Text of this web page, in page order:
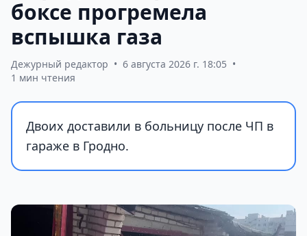
боксе прогремела
вспышка газа
Дежурный редактор • 6 августа 2026 г. 18:05 •
1 мин чтения
Двоих доставили в больницу после ЧП в
гараже в Гродно.